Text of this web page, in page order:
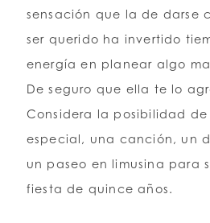
sensación que la de darse
ser querido ha invertido
energía en planear algo
De seguro que ella te lo
Considera la posibilidad
especial, una canción, un
un paseo en limusina para
fiesta de quince años.